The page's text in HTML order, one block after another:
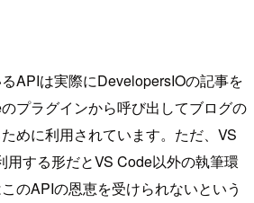
APIは実際にDevelopersIOの記事を
プラグインから呼び出してブログの
めに利用されています。ただ、VS
用する形だとVS Code以外の執筆環
のAPIの恩恵を受けられないという